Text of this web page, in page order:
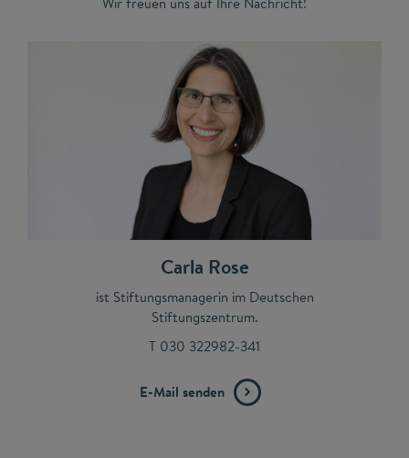
Carla Rose
ist Stiftungsmanagerin im Deutschen
Stiftungszentrum.
T 030 322982-341
E-Mail senden